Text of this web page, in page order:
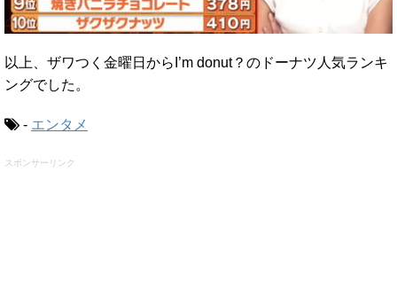
以上、ザワつく金曜日からI’m donut？のドーナツ人気ランキ
ングでした。
- エンタメ
スポンサーリンク